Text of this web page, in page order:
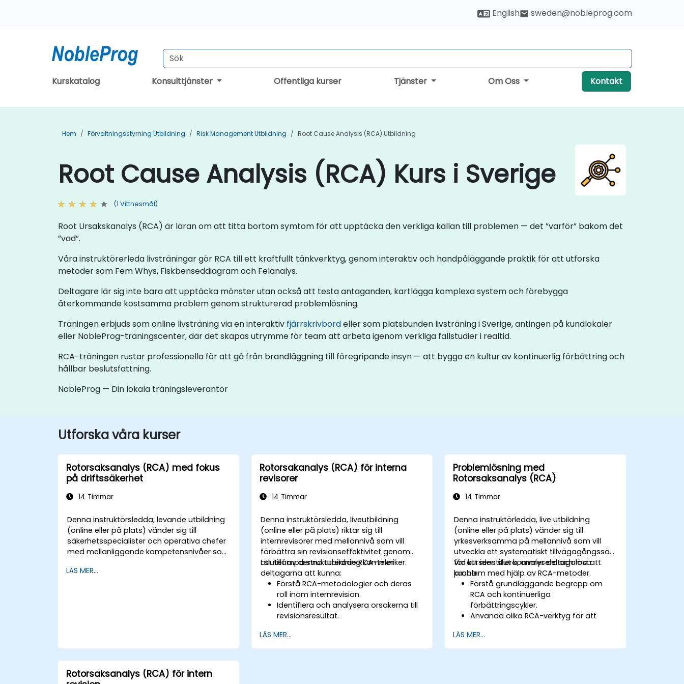
English sweden@nobleprog.com
Kurskatalog Konsulttjänster Offentliga kurser Tjänster Om Oss Kontakt
Hem Förvaltningsstyrning Utbildning Risk Management Utbildning Root Cause Analysis (RCA) Utbildning
Root Cause Analysis (RCA) Kurs i Sverige
(1 Vittnesmål)
Root Ursakskanalys (RCA) är läran om att titta bortom symtom för att upptäcka den verkliga källan till problemen — det ”varför” bakom det
”vad”.
Våra instruktörerleda livsträningar gör RCA till ett kraftfullt tänkverktyg, genom interaktiv och handpåläggande praktik för att utforska
metoder som Fem Whys, Fiskbenseddiagram och Felanalys.
Deltagare lär sig inte bara att upptäcka mönster utan också att testa antaganden, kartlägga komplexa system och förebygga
återkommande kostsamma problem genom strukturerad problemlösning.
Träningen erbjuds som online livsträning via en interaktiv fjärrskrivbordeller som platsbunden livsträning i Sverige, antingen på kundlokaler
eller NobleProg-träningscenter, där det skapas utrymme för team att arbeta igenom verkliga fallstudier i realtid.
RCA-träningen rustar professionella för att gå från brandläggning till föregripande insyn — att bygga en kultur av kontinuerlig förbättring och
hållbar beslutsfattning.
NobleProg — Din lokala träningsleverantör
Utforska våra kurser
Rotorsaksanalys (RCA) med fokus
på driftssäkerhet
14 Timmar
Denna instruktörsledda, levande utbildning
(online eller på plats) vänder sig till
säkerhetsspecialister och operativa chefer
med mellanliggande kompetensnivåer som
händelser, identifiera systembrister och
LÄS MER...
Rotorsakanalys (RCA) för interna
revisorer
14 Timmar
Denna instruktörsledda, liveutbildning
(online eller på plats) riktar sig till
internrevisorer med mellannivå som vill
förbättra sin revisionseffektivitet genom
att tillämpa strukturerade RCA-tekniker.
I slutet av denna utbildning kommer
deltagarna att kunna:
Förstå RCA-metodologier och deras
roll inom internrevision.
Identifiera och analysera orsakerna till
revisionsresultat.
Fishbone Diagram och Failure Mode
and Effects Analysis (FMEA).
LÄS MER...
Problemlösning med
Rotorsaksanalys (RCA)
14 Timmar
Denna instruktörledda, live utbildning
(online eller på plats) vänder sig till
yrkesverksamma på mellannivå som vill
utveckla ett systematiskt tillvägagångssätt
för att identifiera, analysera och lösa
problem med hjälp av RCA-metoder.
Vid kursens slut kommer deltagarna att
kunna:
Förstå grundläggande begrepp om
RCA och kontinuerliga
förbättringscykler.
Använda olika RCA-verktyg för att
Utveckla och genomföra effektiva
problemlösningsstrategier.
LÄS MER...
Rotorsaksanalys (RCA) för intern